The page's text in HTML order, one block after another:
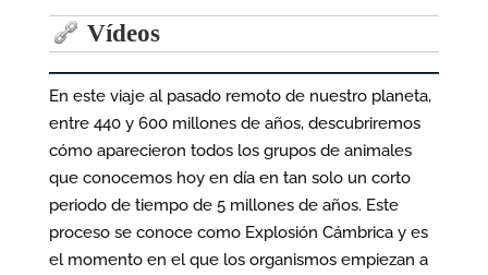
Vídeos
En este viaje al pasado remoto de nuestro planeta,
entre 440 y 600 millones de años, descubriremos
cómo aparecieron todos los grupos de animales
que conocemos hoy en día en tan solo un corto
periodo de tiempo de 5 millones de años. Este
proceso se conoce como Explosión Cámbrica y es
el momento en el que los organismos empiezan a